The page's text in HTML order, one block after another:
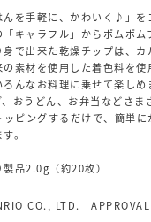
んを手軽に、かわいく♪」を
キャラフル」からポムポム
で出来た乾燥チップは、カ
素材を使用した着色料を使
んなお料理に乗せて楽しめ
、おうどん、お弁当などさま
ッピングするだけで、簡単に
。
品2.0g（約20枚）
CO., LTD.